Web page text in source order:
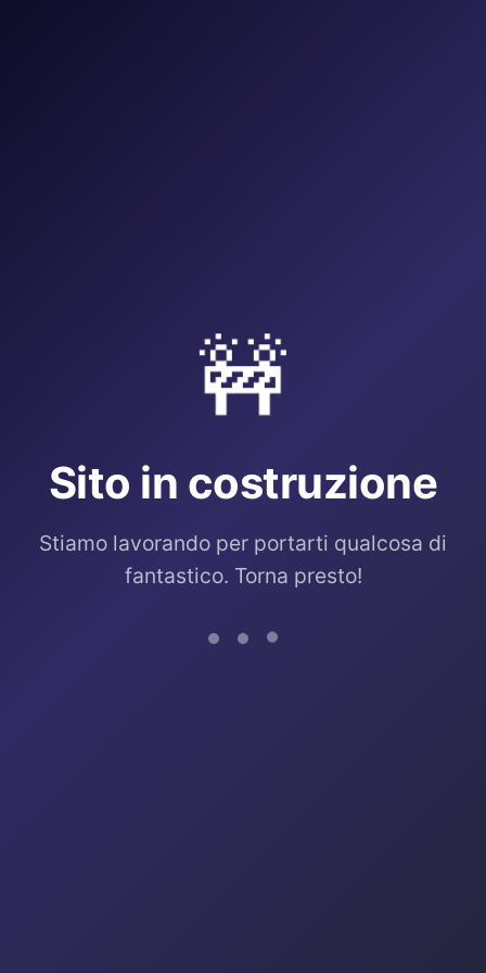
🚧
Sito in costruzione
Stiamo lavorando per portarti qualcosa di
fantastico. Torna presto!